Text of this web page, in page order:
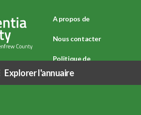
A propos de
Nous contacter
Politique de
confidentialité
Explorer l'annuaire